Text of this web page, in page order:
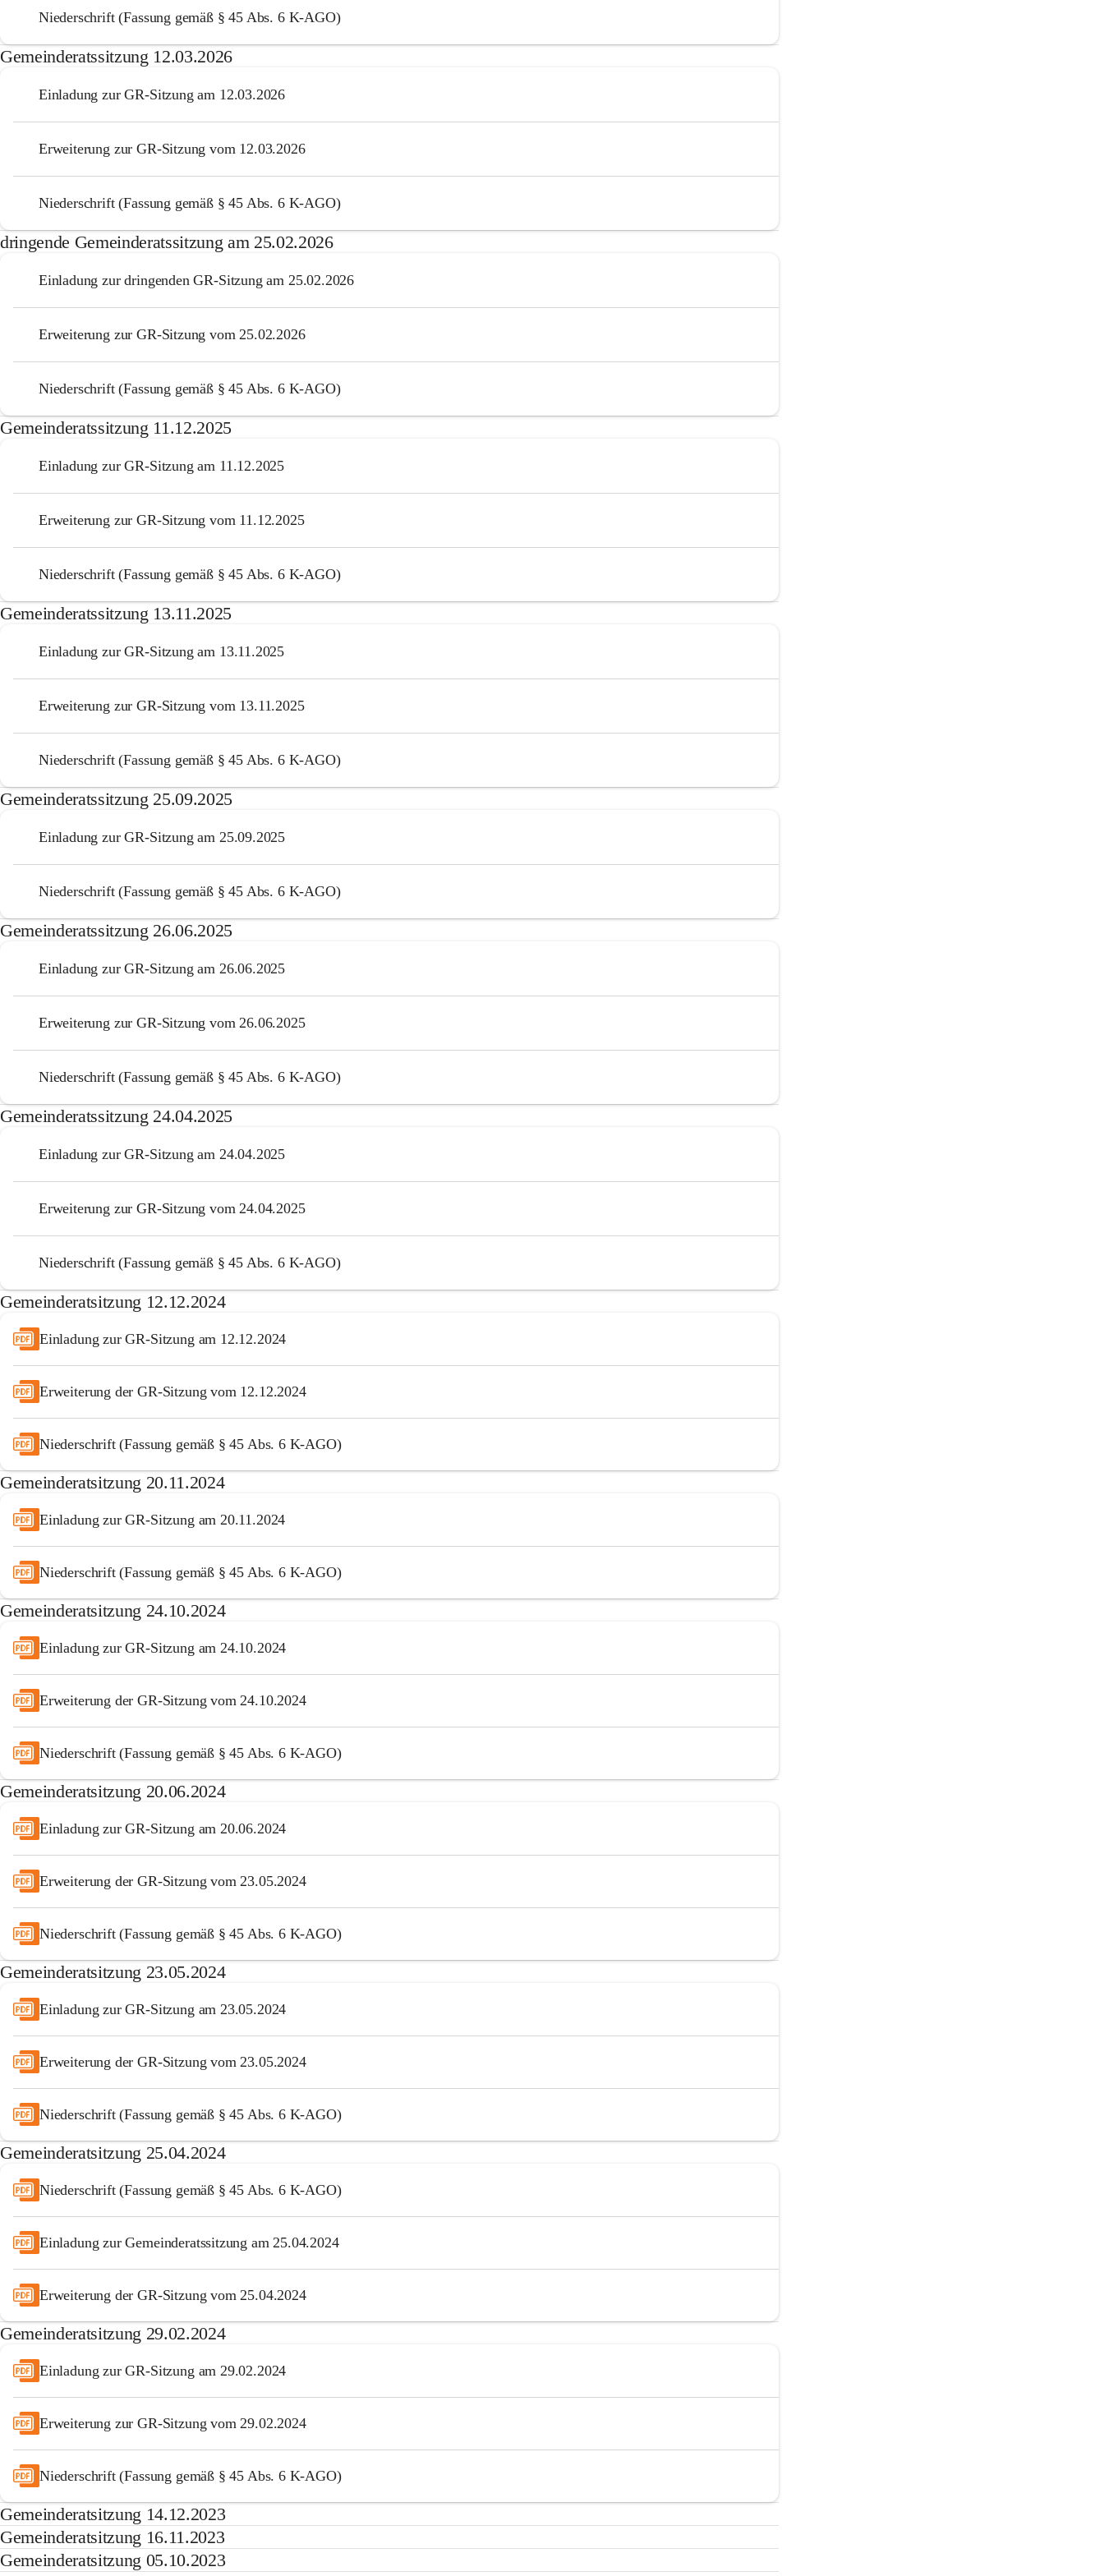
Niederschrift (Fassung gemäß § 45 Abs. 6 K-AGO)
Gemeinderatssitzung 12.03.2026
Einladung zur GR-Sitzung am 12.03.2026
Erweiterung zur GR-Sitzung vom 12.03.2026
Niederschrift (Fassung gemäß § 45 Abs. 6 K-AGO)
dringende Gemeinderatssitzung am 25.02.2026
Einladung zur dringenden GR-Sitzung am 25.02.2026
Erweiterung zur GR-Sitzung vom 25.02.2026
Niederschrift (Fassung gemäß § 45 Abs. 6 K-AGO)
Gemeinderatssitzung 11.12.2025
Einladung zur GR-Sitzung am 11.12.2025
Erweiterung zur GR-Sitzung vom 11.12.2025
Niederschrift (Fassung gemäß § 45 Abs. 6 K-AGO)
Gemeinderatssitzung 13.11.2025
Einladung zur GR-Sitzung am 13.11.2025
Erweiterung zur GR-Sitzung vom 13.11.2025
Niederschrift (Fassung gemäß § 45 Abs. 6 K-AGO)
Gemeinderatssitzung 25.09.2025
Einladung zur GR-Sitzung am 25.09.2025
Niederschrift (Fassung gemäß § 45 Abs. 6 K-AGO)
Gemeinderatssitzung 26.06.2025
Einladung zur GR-Sitzung am 26.06.2025
Erweiterung zur GR-Sitzung vom 26.06.2025
Niederschrift (Fassung gemäß § 45 Abs. 6 K-AGO)
Gemeinderatssitzung 24.04.2025
Einladung zur GR-Sitzung am 24.04.2025
Erweiterung zur GR-Sitzung vom 24.04.2025
Niederschrift (Fassung gemäß § 45 Abs. 6 K-AGO)
Gemeinderatsitzung 12.12.2024
Einladung zur GR-Sitzung am 12.12.2024
Erweiterung der GR-Sitzung vom 12.12.2024
Niederschrift (Fassung gemäß § 45 Abs. 6 K-AGO)
Gemeinderatsitzung 20.11.2024
Einladung zur GR-Sitzung am 20.11.2024
Niederschrift (Fassung gemäß § 45 Abs. 6 K-AGO)
Gemeinderatsitzung 24.10.2024
Einladung zur GR-Sitzung am 24.10.2024
Erweiterung der GR-Sitzung vom 24.10.2024
Niederschrift (Fassung gemäß § 45 Abs. 6 K-AGO)
Gemeinderatsitzung 20.06.2024
Einladung zur GR-Sitzung am 20.06.2024
Erweiterung der GR-Sitzung vom 23.05.2024
Niederschrift (Fassung gemäß § 45 Abs. 6 K-AGO)
Gemeinderatsitzung 23.05.2024
Einladung zur GR-Sitzung am 23.05.2024
Erweiterung der GR-Sitzung vom 23.05.2024
Niederschrift (Fassung gemäß § 45 Abs. 6 K-AGO)
Gemeinderatsitzung 25.04.2024
Niederschrift (Fassung gemäß § 45 Abs. 6 K-AGO)
Einladung zur Gemeinderatssitzung am 25.04.2024
Erweiterung der GR-Sitzung vom 25.04.2024
Gemeinderatsitzung 29.02.2024
Einladung zur GR-Sitzung am 29.02.2024
Erweiterung zur GR-Sitzung vom 29.02.2024
Niederschrift (Fassung gemäß § 45 Abs. 6 K-AGO)
Gemeinderatsitzung 14.12.2023
Gemeinderatsitzung 16.11.2023
Gemeinderatsitzung 05.10.2023